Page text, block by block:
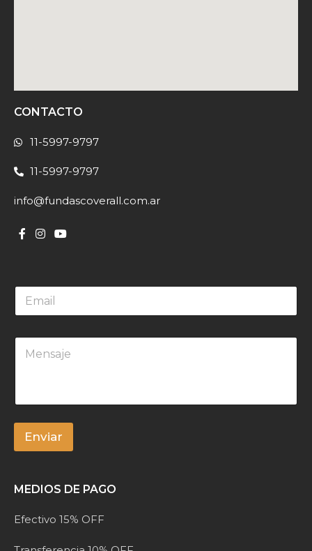
CONTACTO
11-5997-9797
11-5997-9797
info@fundascoverall.com.ar
E
a
M
e
Enviar
t
r
MEDIOS DE PAGO
Efectivo 15% OFF